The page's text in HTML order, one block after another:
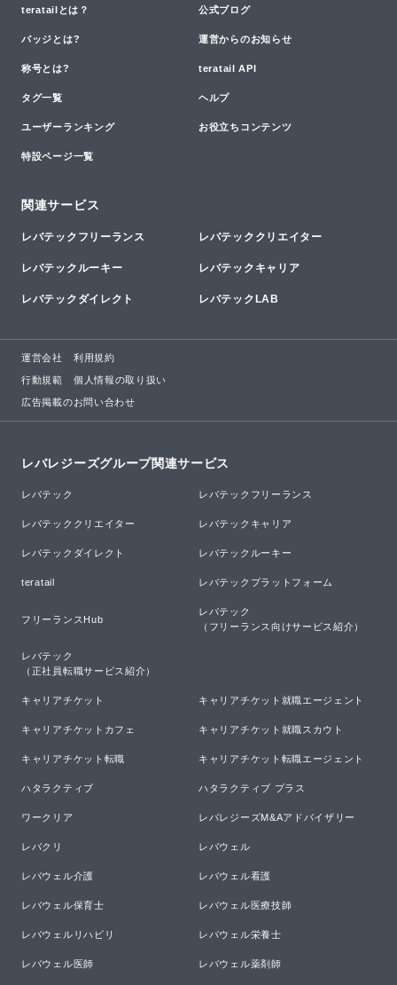
teratailとは？ 公式ブログ
バッジとは? 運営からのお知らせ
称号とは? teratail API
タグ一覧 ヘルプ
ユーザーランキング お役立ちコンテンツ
特設ページ一覧
関連サービス
レバテックフリーランス レバテッククリエイター
レバテックルーキー レバテックキャリア
レバテックダイレクト レバテックLAB
運営会社 利用規約
行動規範 個人情報の取り扱い
広告掲載のお問い合わせ
レバレジーズグループ関連サービス
レバテック レバテックフリーランス
レバテッククリエイター レバテックキャリア
レバテックダイレクト レバテックルーキー
teratail レバテックプラットフォーム
フリーランスHub
レバテック
（フリーランス向けサービス紹介）
レバテック
（正社員転職サービス紹介）
キャリアチケット キャリアチケット就職エージェント
キャリアチケットカフェ キャリアチケット就職スカウト
キャリアチケット転職 キャリアチケット転職エージェント
ハタラクティブ ハタラクティブ プラス
ワークリア レバレジーズM&Aアドバイザリー
レバクリ レバウェル
レバウェル介護 レバウェル看護
レバウェル保育士 レバウェル医療技師
レバウェルリハビリ レバウェル栄養士
レバウェル医師 レバウェル薬剤師